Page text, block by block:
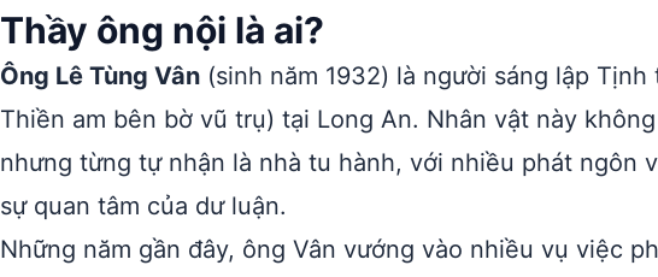
Thầy ông nội là ai?
Ông Lê Tùng Vân (sinh năm 1932) là người sáng lập
Thiền am bên bờ vũ trụ) tại Long An. Nhân vật này
nhưng từng tự nhận là nhà tu hành, với nhiều phát ngôn
sự quan tâm của dư luận.
Những năm gần đây, ông Vân vướng vào nhiều vụ việc